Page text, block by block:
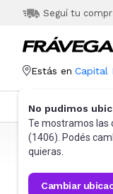
Seguí tu
Estás en Capital
No pudimos
Te mostramos las
(1406). Podés
quieras.
cambiar
Categorías
Frávega